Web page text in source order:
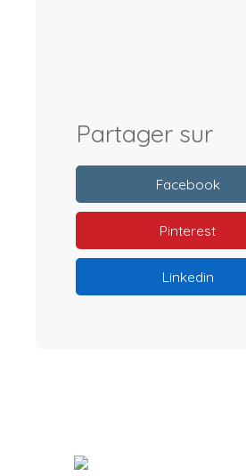
Partager sur
Facebook
Pinterest
Linkedin